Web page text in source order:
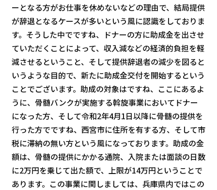
ーとなる方がお仕事を休めないなどの理由で、結局提供
が辞退となるケースが多いという風に認識をしておりま
す。そうした中でですね、ドナーの方に助成金を出させ
ていただくことによって、収入減などの経済的負担を軽
減させるということ、そして提供辞退者の減少を図ると
いうような目的で、新たに助成金交付を開始するという
ことでございます。助成の対象はですね、ここにあるよ
うに、骨髄バンクが実施する斡旋事業においてドナー
になった方、そして令和2年4月1日以降に骨髄の提供を
行った方でですね、西宮市に住所を有する方、そして市
税に滞納の無い方という風になっております。助成の金
額は、骨髄の提供にかかる通院、入院または面談の日数
に2万円を乗じて出た額で、上限が14万円ということで
あります。この事業に関しましては、兵庫県内ではこの